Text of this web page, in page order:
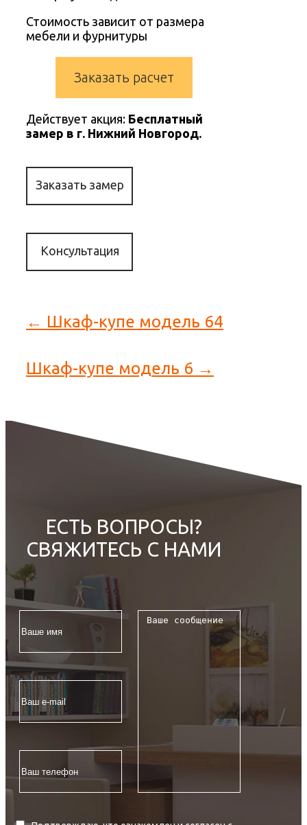
Стоимость зависит от размера
мебели и фурнитуры
Заказать расчет
Действует акция: Бесплатный
замер в г. Нижний Новгород.
Заказать замер
Консультация
← Шкаф-купе модель 64
Шкаф-купе модель 6 →
ЕСТЬ ВОПРОСЫ?
СВЯЖИТЕСЬ С НАМИ